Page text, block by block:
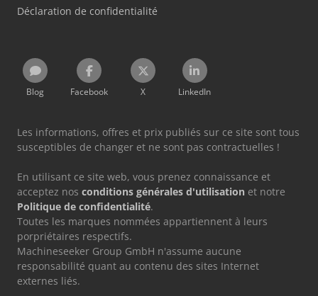
Déclaration de confidentialité
Blog Facebook X LinkedIn
Les informations, offres et prix publiés sur ce site sont tous
susceptibles de changer et ne sont pas contractuelles !
En utilisant ce site web, vous prenez connaissance et
acceptez nos conditions générales d'utilisation et notre
Politique de confidentialité.
Toutes les marques nommées appartiennent à leurs
porpriétaires respectifs.
Machineseeker Group GmbH n'assume aucune
responsabilité quant au contenu des sites Internet
externes liés.